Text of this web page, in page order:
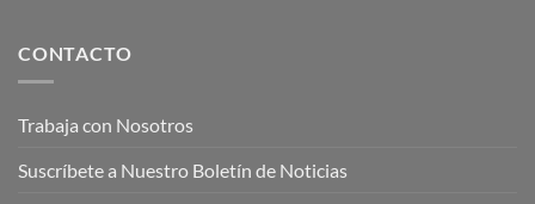
CONTACTO
Trabaja con Nosotros
Suscríbete a Nuestro Boletín de Noticias